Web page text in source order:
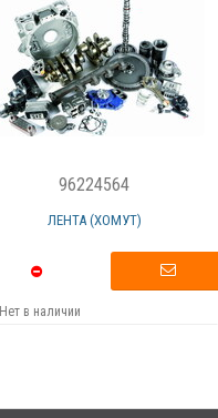
96224564
ЛЕНТА (ХОМУТ)
Нет в наличии